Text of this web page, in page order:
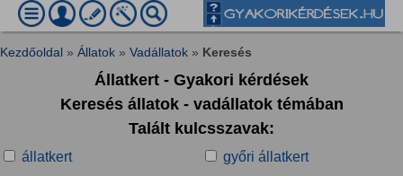
Kezdőoldal » Állatok » Vadállatok » Keresés
Állatkert - Gyakori kérdések
Keresés állatok - vadállatok témában
Talált kulcsszavak:
állatkert
győri állatkert